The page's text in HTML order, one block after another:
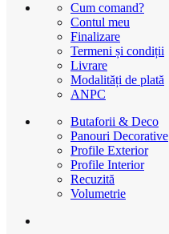
Cum comand?
Contul meu
Finalizare
Termeni și condiții
Livrare
Modalități de plată
ANPC
Butaforii & Deco
Panouri Decorative
Profile Exterior
Profile Interior
Recuzită
Volumetrie